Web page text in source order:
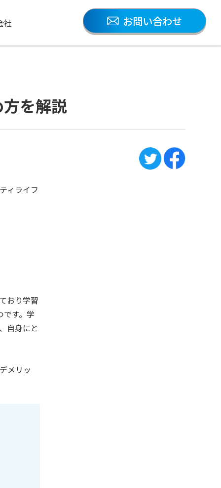
社 お問い合わせ
を解説
ィライフ
おり学習
す。学
自身にと
メリッ